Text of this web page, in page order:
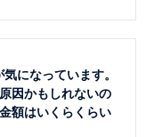
になっています。
因かもしれないの
額はいくらくらい